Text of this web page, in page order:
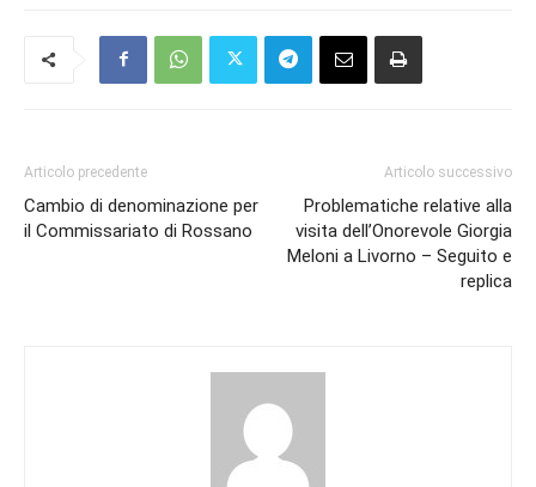
Articolo precedente
Cambio di denominazione per
il Commissariato di Rossano
Articolo successivo
Problematiche relative alla
visita dell’Onorevole Giorgia
Meloni a Livorno – Seguito e
replica